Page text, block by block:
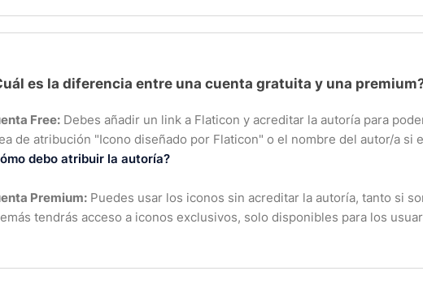
es la diferencia entre una cuenta gratuita y una
Free: Debes añadir un link a Flaticon y acreditar la autoría para
de atribución "Icono diseñado por Flaticon" o el nombre del autor/a si
debo atribuir la autoría?
Premium: Puedes usar los iconos sin acreditar la autoría, tanto si
tendrás acceso a iconos exclusivos, solo disponibles para los